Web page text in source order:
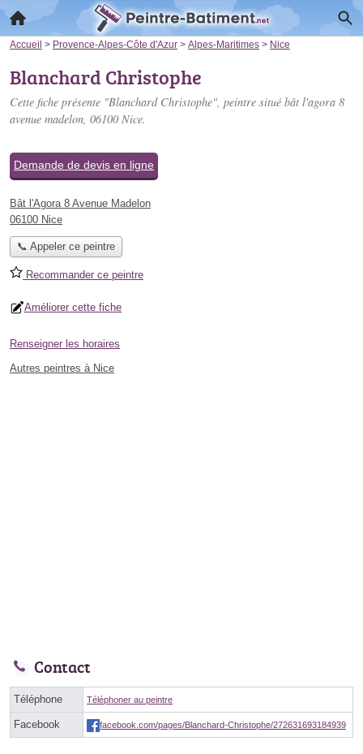
Accueil > Provence-Alpes-Côte d'Azur > Alpes-Maritimes > Nice
Blanchard Christophe
Cette fiche présente "Blanchard Christophe", peintre situé bât l'agora 8
avenue madelon, 06100 Nice.
Demande de devis en ligne
Bât l'Agora 8 Avenue Madelon
06100 Nice
📞 Appeler ce peintre
Recommander ce peintre
Améliorer cette fiche
Renseigner les horaires
Autres peintres à Nice
Contact
Téléphone Téléphoner au peintre
Facebook facebook.com/pages/Blanchard-Christophe/272631693184939